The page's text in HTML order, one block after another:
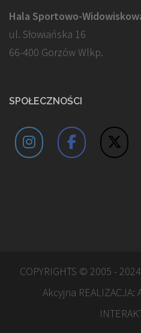
Hala Sportowo-
ul. Słowiańska 16
66-400 Gorzów Wlkp.
SPOŁECZNOŚCI
COPYRIGHTS © 2005 -
Akcyjna REALIZACJA: